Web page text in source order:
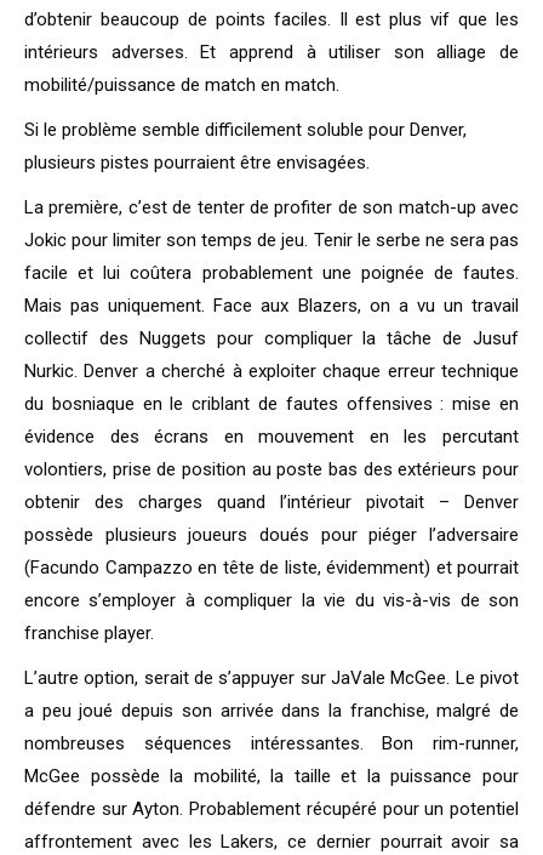
d’obtenir beaucoup de points faciles. Il est plus vif que les
intérieurs adverses. Et apprend à utiliser son alliage de
mobilité/puissance de match en match.
Si le problème semble difficilement soluble pour Denver,
plusieurs pistes pourraient être envisagées.
La première, c’est de tenter de profiter de son match-up avec
Jokic pour limiter son temps de jeu. Tenir le serbe ne sera pas
facile et lui coûtera probablement une poignée de fautes.
Mais pas uniquement. Face aux Blazers, on a vu un travail
collectif des Nuggets pour compliquer la tâche de Jusuf
Nurkic. Denver a cherché à exploiter chaque erreur technique
du bosniaque en le criblant de fautes offensives : mise en
évidence des écrans en mouvement en les percutant
volontiers, prise de position au poste bas des extérieurs pour
obtenir des charges quand l’intérieur pivotait – Denver
possède plusieurs joueurs doués pour piéger l’adversaire
(Facundo Campazzo en tête de liste, évidemment) et pourrait
encore s’employer à compliquer la vie du vis-à-vis de son
franchise player.
L’autre option, serait de s’appuyer sur JaVale McGee. Le pivot
a peu joué depuis son arrivée dans la franchise, malgré de
nombreuses séquences intéressantes. Bon rim-runner,
McGee possède la mobilité, la taille et la puissance pour
défendre sur Ayton. Probablement récupéré pour un potentiel
affrontement avec les Lakers, ce dernier pourrait avoir sa